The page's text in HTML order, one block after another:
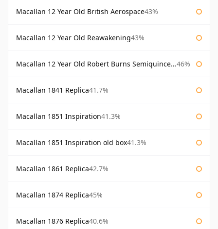
Macallan 12 Year Old British Aerospace43%
Macallan 12 Year Old Reawakening43%
Macallan 12 Year Old Robert Burns Semiquincentenary 46%
Macallan 1841 Replica41.7%
Macallan 1851 Inspiration41.3%
Macallan 1851 Inspiration old box41.3%
Macallan 1861 Replica42.7%
Macallan 1874 Replica45%
Macallan 1876 Replica40.6%